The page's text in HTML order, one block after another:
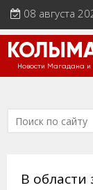
08 августа
Новости Магадана и
В области